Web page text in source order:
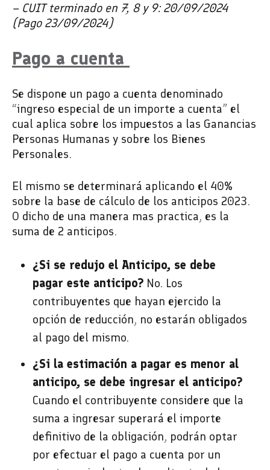
– CUIT terminado en 7, 8 y 9: 20/09/2024
(Pago 23/09/2024)
Pago a cuenta
Se dispone un pago a cuenta denominado
“ingreso especial de un importe a cuenta” el
cual aplica sobre los impuestos a las Ganancias
Personas Humanas y sobre los Bienes
Personales.
El mismo se determinará aplicando el 40%
sobre la base de cálculo de los anticipos 2023.
O dicho de una manera mas practica, es la
suma de 2 anticipos.
¿Si se redujo el Anticipo, se debe
pagar este anticipo? No. Los
contribuyentes que hayan ejercido la
opción de reducción, no estarán obligados
al pago del mismo.
¿Si la estimación a pagar es menor al
anticipo, se debe ingresar el anticipo?
Cuando el contribuyente considere que la
suma a ingresar superará el importe
definitivo de la obligación, podrán optar
por efectuar el pago a cuenta por un